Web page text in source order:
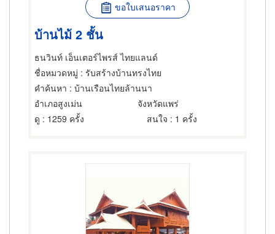
ขอใบเสนอราคา
บ้านไม้ 2 ชั้น
ธนวินท์ เอ็นเตอร์ไพรส์ ไทยแลนด์
ชื่อหมวดหมู่ : รับสร้างบ้านทรงไทย
คำค้นหา : บ้านเรือนไทยล้านนา
อำเภอสูงเม่น
จังหวัดแพร่
ดู : 1259 ครั้ง สนใจ : 1 ครั้ง